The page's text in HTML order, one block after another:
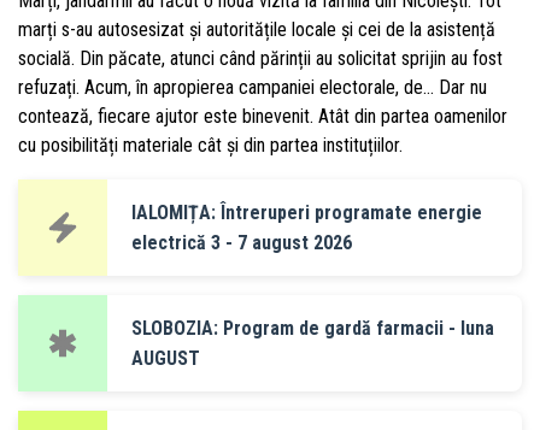
marți s-au autosesizat și autoritățile locale și cei de la asistență
socială. Din păcate, atunci când părinții au solicitat sprijin au fost
refuzați. Acum, în apropierea campaniei electorale, de… Dar nu
contează, fiecare ajutor este binevenit. Atât din partea oamenilor
cu posibilități materiale cât și din partea instituțiilor.
IALOMIȚA: Întreruperi programate energie
electrică 3 - 7 august 2026
SLOBOZIA: Program de gardă farmacii - luna
AUGUST